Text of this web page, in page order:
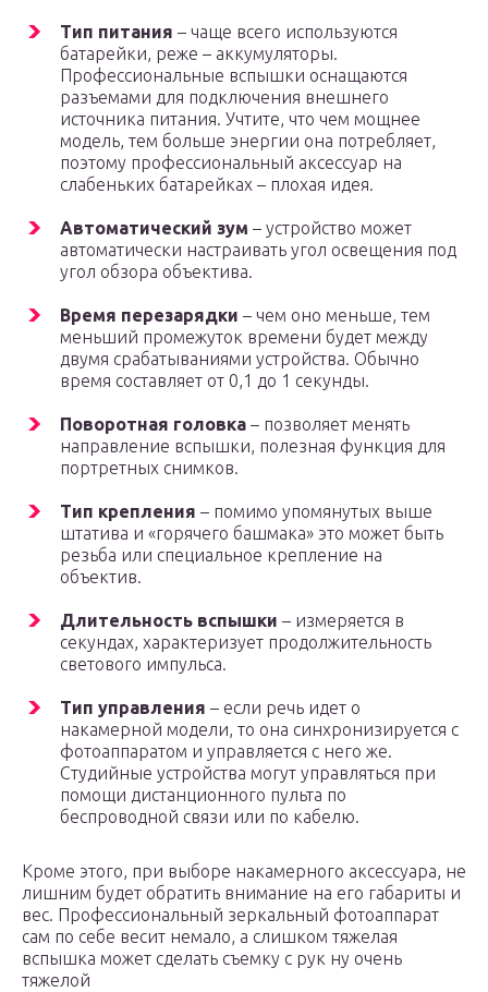
Тип питания – чаще всего используются
батарейки, реже – аккумуляторы.
Профессиональные вспышки оснащаются
разъемами для подключения внешнего
источника питания. Учтите, что чем мощнее
модель, тем больше энергии она потребляет,
поэтому профессиональный аксессуар на
слабеньких батарейках – плохая идея.
Автоматический зум – устройство может
автоматически настраивать угол освещения под
угол обзора объектива.
Время перезарядки – чем оно меньше, тем
меньший промежуток времени будет между
двумя срабатываниями устройства. Обычно
время составляет от 0,1 до 1 секунды.
Поворотная головка – позволяет менять
направление вспышки, полезная функция для
портретных снимков.
Тип крепления – помимо упомянутых выше
штатива и «горячего башмака» это может быть
резьба или специальное крепление на
объектив.
Длительность вспышки – измеряется в
секундах, характеризует продолжительность
светового импульса.
Тип управления – если речь идет о
накамерной модели, то она синхронизируется с
фотоаппаратом и управляется с него же.
Студийные устройства могут управляться при
помощи дистанционного пульта по
беспроводной связи или по кабелю.
Кроме этого, при выборе накамерного аксессуара, не
лишним будет обратить внимание на его габариты и
вес. Профессиональный зеркальный фотоаппарат
сам по себе весит немало, а слишком тяжелая
вспышка может сделать съемку с рук ну очень
тяжелой